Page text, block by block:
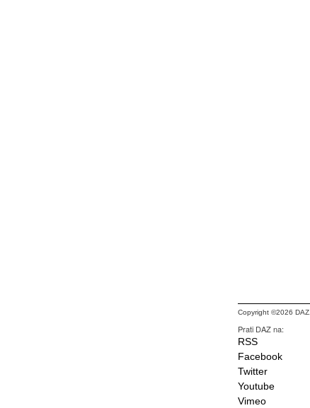
Copyright ©2026 DAZ.
Prati DAZ na:
RSS
Facebook
Twitter
Youtube
Vimeo